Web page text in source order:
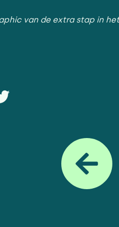
van de extra stap in